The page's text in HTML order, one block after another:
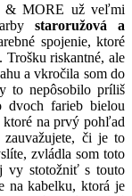
& MORE už veľmi
staroružová a
spojenie, ktoré
Trošku riskantné, ale
a vkročila som do
to nepôsobilo príliš
dvoch farieb bielou
na prvý pohľad
či je to
zvládla som toto
vy stotožniť s touto
na kabelku, ktorá je